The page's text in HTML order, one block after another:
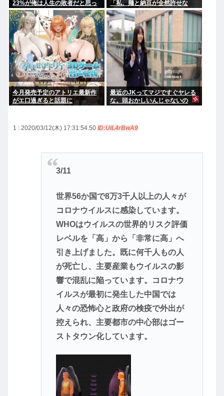
23%が俺は人生の敗者だと思っ
てることが判明
「私、麺と納豆が全然許せな
い。私、麺と納豆が全然許せな
い 」
今月発売予定のアトリエ最新作
がエ口過ぎると話題に
最近のJKってマジですぐヤレる
な。頭おかしいんじゃないの
1 : 2020/03/12(木) 17:31:54.50 ID:UiL4rBwA9
3/11
世界56か国で8万3千人以上の人々が
コロナウイルスに感染しています。
WHOはウイルスの世界的リスク評価
レベルを「高」から「非常に高」へ
引き上げました。既に何千人もの人
が死亡し、主要産業もウイルスの影
響で混乱に陥っています。コロナウ
イルスが最初に発生した中国では
人々の恐怖心と政府の検疫で外出が
控えられ、主要都市の中心部はゴー
ストタウン化しています。